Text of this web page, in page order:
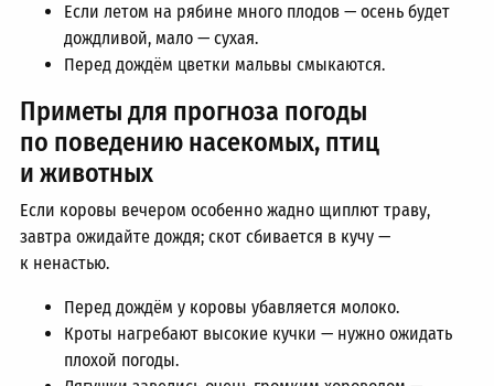
Если летом на рябине много плодов — осень будет
дождливой, мало — сухая.
Перед дождём цветки мальвы смыкаются.
Приметы для прогноза погоды
по поведению насекомых, птиц
и животных
Если коровы вечером особенно жадно щиплют траву,
завтра ожидайте дождя; скот сбивается в кучу —
к ненастью.
Перед дождём у коровы убавляется молоко.
Кроты нагребают высокие кучки — нужно ожидать
плохой погоды.